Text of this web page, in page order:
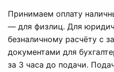
Принимаем оплату
— для физлиц. Для
безналичному расчёту с
документами для
за 3 часа до подачи.